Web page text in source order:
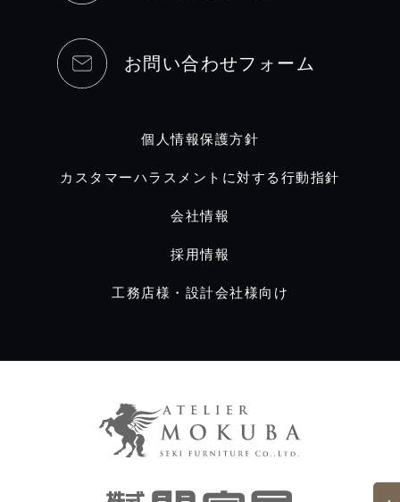
お問い合わせフォーム
個人情報保護方針
カスタマーハラスメントに対する行動指針
会社情報
採用情報
工務店様・設計会社様向け